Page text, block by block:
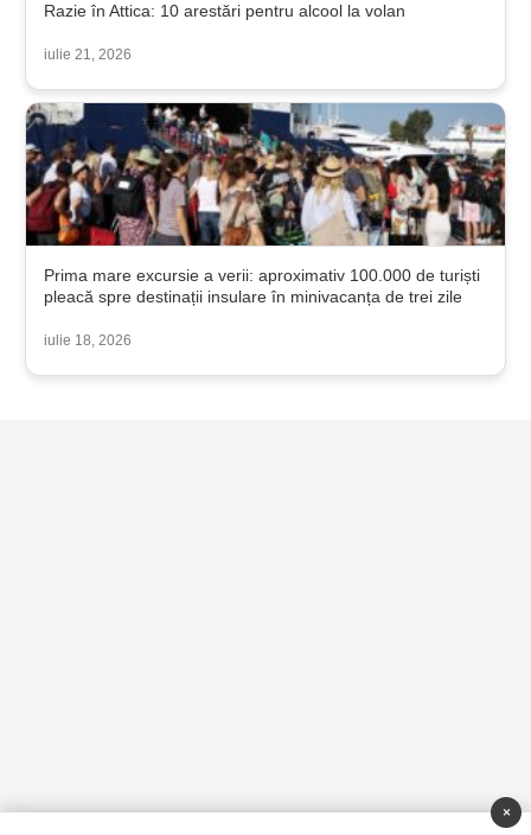
Razie în Attica: 10 arestări pentru alcool la volan
iulie 21, 2026
Prima mare excursie a verii: aproximativ 100.000 de turiști
pleacă spre destinații insulare în minivacanța de trei zile
iulie 18, 2026
×